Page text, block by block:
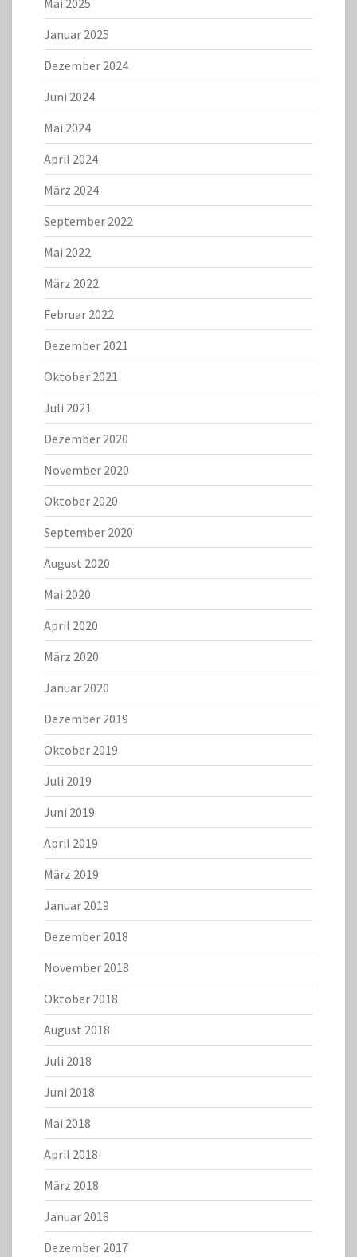
Mai 2025
Januar 2025
Dezember 2024
Juni 2024
Mai 2024
April 2024
März 2024
September 2022
Mai 2022
März 2022
Februar 2022
Dezember 2021
Oktober 2021
Juli 2021
Dezember 2020
November 2020
Oktober 2020
September 2020
August 2020
Mai 2020
April 2020
März 2020
Januar 2020
Dezember 2019
Oktober 2019
Juli 2019
Juni 2019
April 2019
März 2019
Januar 2019
Dezember 2018
November 2018
Oktober 2018
August 2018
Juli 2018
Juni 2018
Mai 2018
April 2018
März 2018
Januar 2018
Dezember 2017